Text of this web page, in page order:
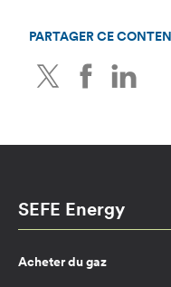
PARTAGER CE
Twitter
SEFE Energy
Acheter du gaz